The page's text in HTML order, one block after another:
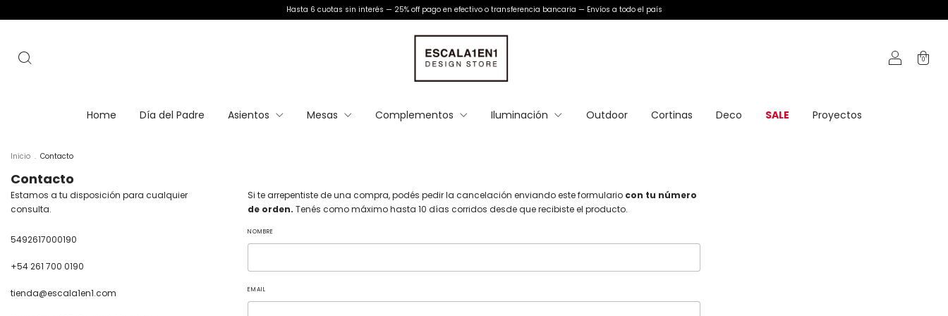
Hasta 6 cuotas sin interés — 25% off pago en efectivo o transferencia bancaria — Envíos a todo el país
0
Home Día del Padre Asientos Mesas Complementos Iluminación Outdoor Cortinas Deco SALE Proyectos
Inicio . Contacto
Contacto
Estamos a tu disposición para cualquier
consulta.
5492617000190
+54 261 700 0190
tienda@escala1en1.com
Si te arrepentiste de una compra, podés pedir la cancelación enviando este formulario con tu número
de orden. Tenés como máximo hasta 10 días corridos desde que recibiste el producto.
NOMBRE
EMAIL